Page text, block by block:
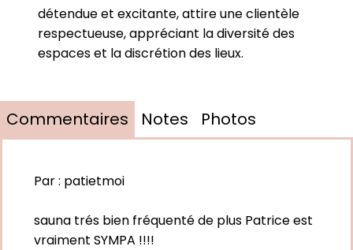
détendue et excitante, attire une clientèle
respectueuse, appréciant la diversité des
espaces et la discrétion des lieux.
Commentaires Notes Photos
Par : patietmoi
sauna trés bien fréquenté de plus Patrice est
vraiment SYMPA !!!!